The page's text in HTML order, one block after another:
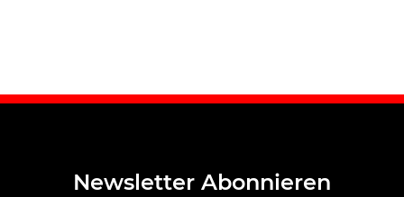
Newsletter Abonnieren